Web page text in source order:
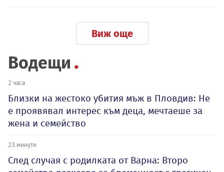
Виж още
Водещи
2 часа
Близки на жестоко убития мъж в Пловдив: Не
е проявявал интерес към деца, мечтаеше за
жена и семейство
23 минути
След случая с родилката от Варна: Второ